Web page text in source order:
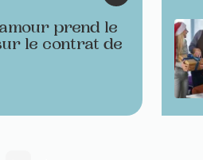
prend le
le contrat de